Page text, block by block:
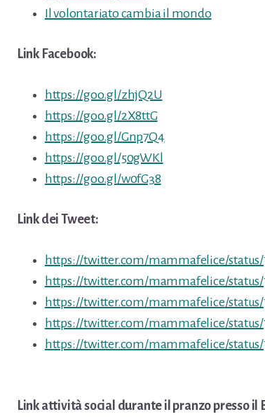
Il volontariato cambia il mondo
Link Facebook:
https://goo.gl/zhjQ2U
https://goo.gl/2X8ttG
https://goo.gl/Gnp7Q4
https://goo.gl/50gWKl
https://goo.gl/w0fG38
Link dei Tweet:
https://twitter.com/mammafelice/status/
https://twitter.com/mammafelice/status/
https://twitter.com/mammafelice/status/
https://twitter.com/mammafelice/status/
https://twitter.com/mammafelice/status/
Link attività social durante il pranzo presso il